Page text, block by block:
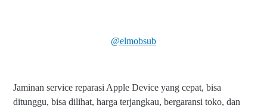
@elmobsub
Jaminan service reparasi Apple Device yang cepat, bisa
ditunggu, bisa dilihat, harga terjangkau, bergaransi toko, dan